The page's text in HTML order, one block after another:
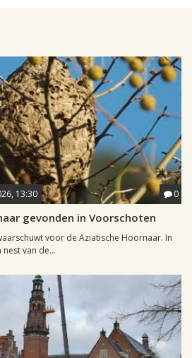
13:30 0
gevonden in Voorschoten
voor de Aziatische Hoornaar. In
van de...